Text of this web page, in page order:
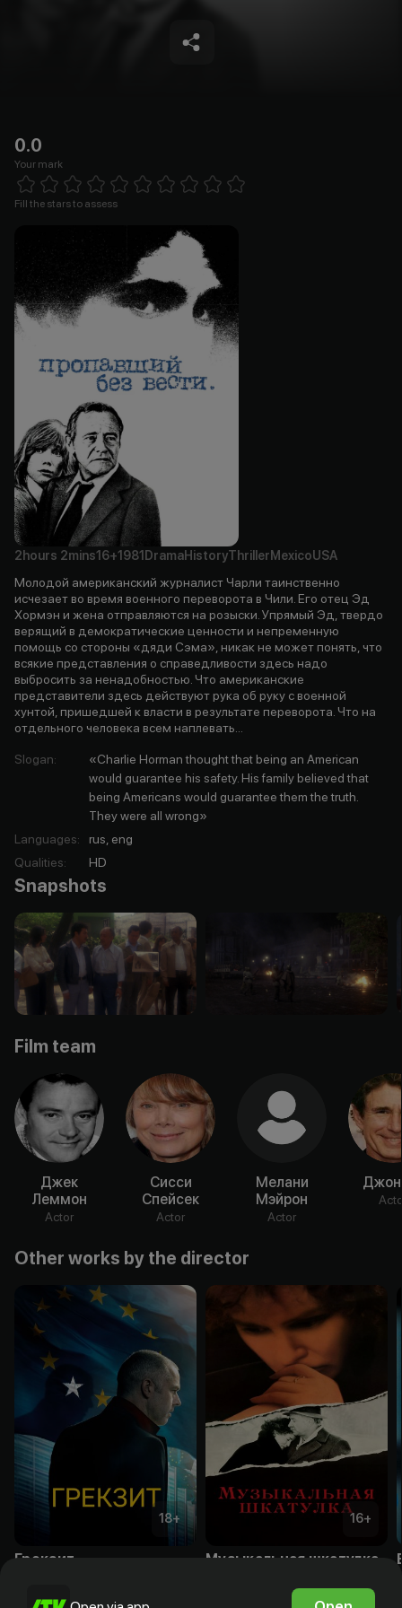
0.0
Your mark
1 Star 2 Stars 3 Stars
Fill the stars to assess
2hours 2mins16+1981 DramaHistoryThriller MexicoUSA
Молодой американский журналист Чарли таинственно
исчезает во время военного переворота в Чили. Его отец Эд
Хормэн и жена отправляются на розыски. Упрямый Эд, твердо
верящий в демократические ценности и непременную
помощь со стороны «дяди Сэма», никак не может понять, что
всякие представления о справедливости здесь надо
выбросить за ненадобностью. Что американские
представители здесь действуют рука об руку с военной
хунтой, пришедшей к власти в результате переворота. Что на
отдельного человека всем наплевать...
Slogan:
«Charlie Horman thought that being an American
would guarantee his safety. His family believed that
being Americans would guarantee them the truth.
They were all wrong»
Languages:
rus, eng
Qualities: HD
Snapshots
Film team
Джек
Леммон
Actor
Сисси
Спейсек
Actor
Мелани
Мэйрон
Actor
Other works by the director
18+
Грекзит
16+
Музыкальная шкатулка